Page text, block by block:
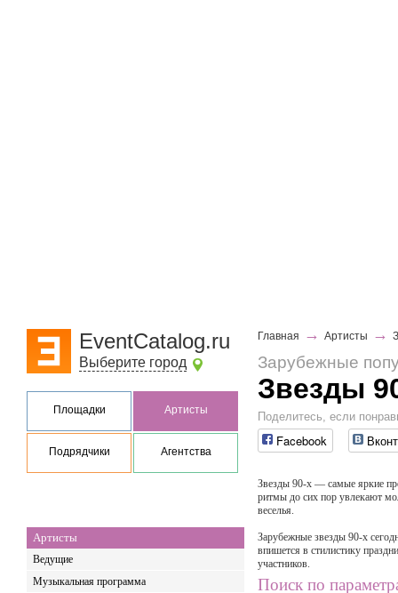
EventCatalog.ru
Выберите город
Площадки Артисты
Подрядчики Агентства
Артисты
Ведущие
Музыкальная программа
Главная → Артисты →
Зарубежные
Звезды
Поделитесь, если
Facebook
Звезды 90-х — самые яркие
ритмы до сих пор увлекают
веселья.
Зарубежные звезды 90-х
впишется в стилистику
участников.
Поиск по